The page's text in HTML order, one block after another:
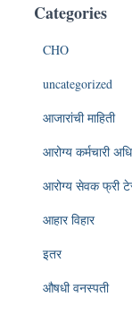
Categories
CHO
uncategorized
आजारांची माहिती
आरोग्य कर्मचारी
आरोग्य सेवक फ्री
आहार विहार
इतर
औषधी वनस्पती